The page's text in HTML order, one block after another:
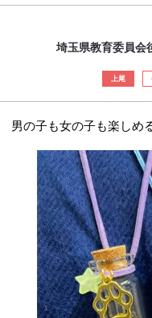
埼玉県教育委員会
上尾
男の子も女の子も楽しめ